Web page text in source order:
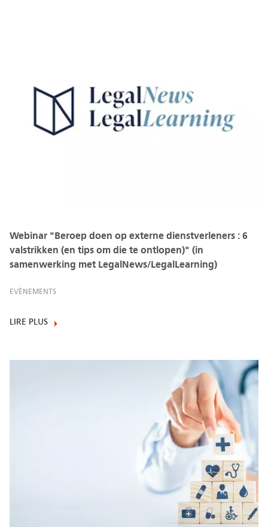
Webinar "Beroep doen op externe dienstverleners : 6
valstrikken (en tips om die te ontlopen)" (in
samenwerking met LegalNews/LegalLearning)
EVÈNEMENTS
LIRE PLUS